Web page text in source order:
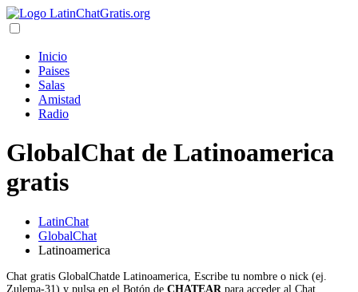
Inicio
Paises
Salas
Amistad
Radio
GlobalChat de Latinoamerica
gratis
LatinChat
GlobalChat
Latinoamerica
Chat gratis GlobalChatde Latinoamerica, Escribe tu nombre o nick (ej.
Zulema-31) y pulsa en el Botón de CHATEAR para acceder al Chat